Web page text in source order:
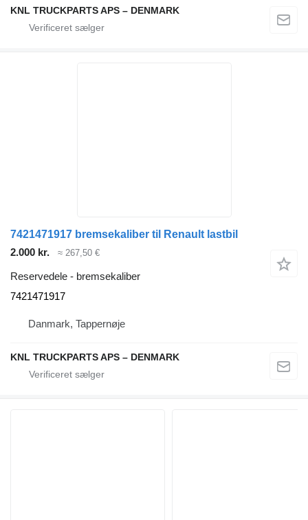
KNL TRUCKPARTS APS – DENMARK
7421471917 bremsekaliber til Renault lastbil
2.000 kr.
≈ 267,50 €
Reservedele - bremsekaliber
7421471917
Danmark, Tappernøje
KNL TRUCKPARTS APS – DENMARK